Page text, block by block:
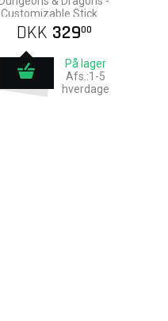
Customizable Sticker
Maps & Notebook
DKK 32900
På lager
Afs.:1-5
hverdage